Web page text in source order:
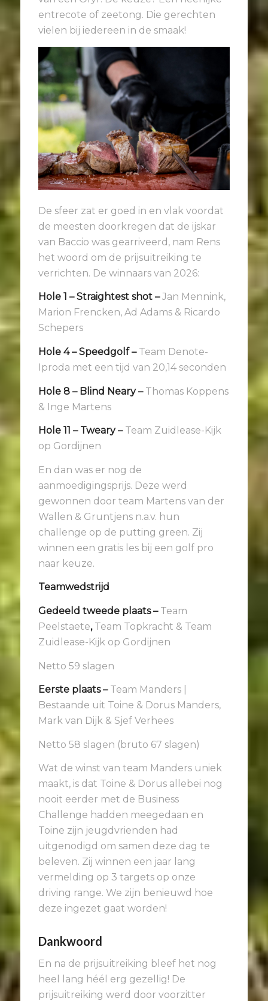
entrecote of zeetong. Die gerechten
vielen bij iedereen in de smaak!
De sfeer zat er goed in en vlak voordat
de meesten doorkregen dat de ijskar
van Baccio was gearriveerd, nam Rens
het woord om de prijsuitreiking te
verrichten. De winnaars van 2026:
Hole 1 – Straightest shot –Jan Mennink,
Marion Frencken, Ad Adams & Ricardo
Schepers
Hole 4 – Speedgolf – Team Denote-
Iproda met een tijd van 20,14 seconden
Hole 8 – Blind Neary – Thomas Koppens
& Inge Martens
Hole 11 – Tweary – Team Zuidlease-Kijk
op Gordijnen
En dan was er nog de
aanmoedigingsprijs. Deze werd
gewonnen door team Martens van der
Wallen & Gruntjens n.a.v. hun
challenge op de putting green. Zij
winnen een gratis les bij een golf pro
naar keuze.
Teamwedstrijd
Gedeeld tweede plaats – Team
Peelstaete, Team Topkracht & Team
Zuidlease-Kijk op Gordijnen
Netto 59 slagen
Eerste plaats – Team Manders |
Bestaande uit Toine & Dorus Manders,
Mark van Dijk & Sjef Verhees
Netto 58 slagen (bruto 67 slagen)
Wat de winst van team Manders uniek
maakt, is dat Toine & Dorus allebei nog
nooit eerder met de Business
Challenge hadden meegedaan en
Toine zijn jeugdvrienden had
uitgenodigd om samen deze dag te
beleven. Zij winnen een jaar lang
vermelding op 3 targets op onze
driving range. We zijn benieuwd hoe
deze ingezet gaat worden!
Dankwoord
En na de prijsuitreiking bleef het nog
heel lang héél erg gezellig! De
prijsuitreiking werd door voorzitter